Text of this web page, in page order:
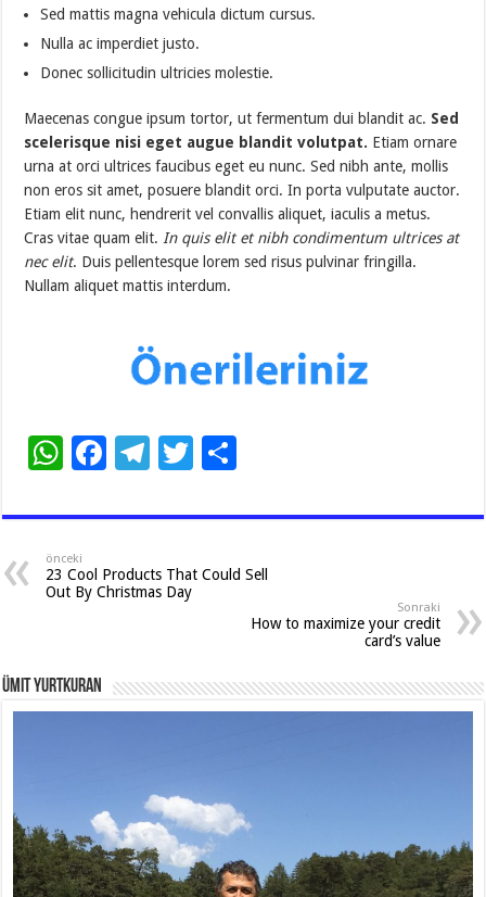
Sed mattis magna vehicula dictum cursus.
Nulla ac imperdiet justo.
Donec sollicitudin ultricies molestie.
Maecenas congue ipsum tortor, ut fermentum dui blandit ac. Sed
scelerisque nisi eget augue blandit volutpat. Etiam ornare
urna at orci ultrices faucibus eget eu nunc. Sed nibh ante, mollis
non eros sit amet, posuere blandit orci. In porta vulputate auctor.
Etiam elit nunc, hendrerit vel convallis aliquet, iaculis a metus.
Cras vitae quam elit. In quis elit et nibh condimentum ultrices at
nec elit. Duis pellentesque lorem sed risus pulvinar fringilla.
Nullam aliquet mattis interdum.
W
at
sA
p
F
e
o
T
e
gr
a
T
tt ar
e
önceki
23 Cool Products That Could Sell
Out By Christmas Day
Sonraki
How to maximize your credit
card’s value
Ümit Yurtkuran